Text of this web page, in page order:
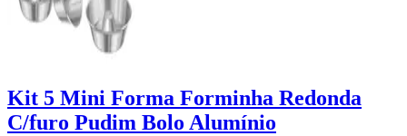
Kit 5 Mini Forma Forminha Redonda
C/furo Pudim Bolo Alumínio